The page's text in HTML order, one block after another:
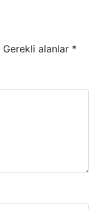
Gerekli alanlar *